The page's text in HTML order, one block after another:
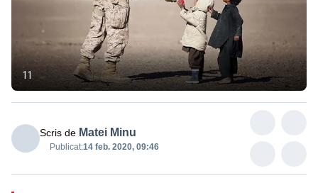
11
Scris de Matei Minu
Publicat:14 feb. 2020, 09:46